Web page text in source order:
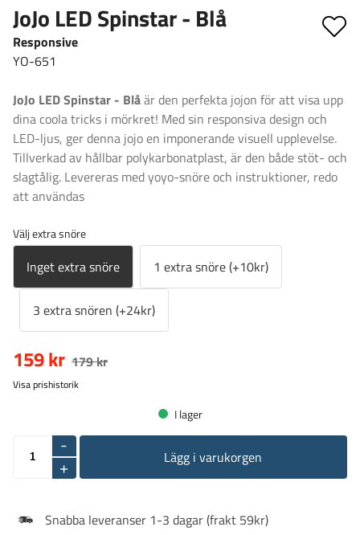
JoJo LED Spinstar - Blå
Responsive
YO-651
JoJo LED Spinstar - Blåär den perfekta jojon för att visa upp
dina coola tricks i mörkret! Med sin responsiva design och
LED-ljus, ger denna jojo en imponerande visuell upplevelse.
Tillverkad av hållbar polykarbonatplast, är den både stöt- och
slagtålig. Levereras med yoyo-snöre och instruktioner, redo
att användas
Välj extra snöre
Inget extra snöre 1 extra snöre (+10kr)
3 extra snören (+24kr)
159 kr 179 kr
Visa prishistorik
I lager
-
+
Lägg i varukorgen
Snabba leveranser 1-3 dagar (frakt 59kr)